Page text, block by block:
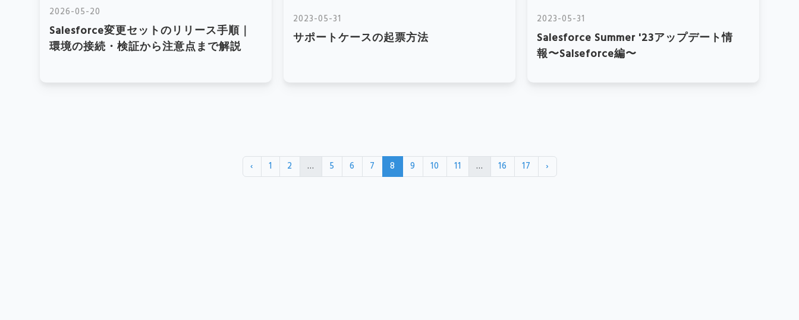
2026-05-20
Salesforce変更セットのリリース手順｜
環境の接続・検証から注意点まで解説
2023-05-31
サポートケースの起票方法
2023-05-31
Salesforce Summer '23アップデート情
報〜Salseforce編〜
‹ 1 2 ... 5 6 7 8 9 10 11 ... 16 17 ›